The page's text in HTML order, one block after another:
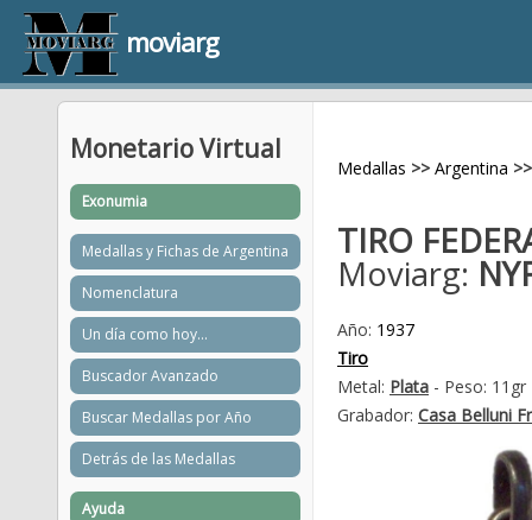
moviarg
Medallas >> Argentina >>
TIRO
Moviarg:
Año: 1937
Tiro
Metal: Plata - Peso:
Grabador: Casa Belluni
Monetario Virtual
Exonumia
Medallas y Fichas de Argentina
Nomenclatura
Un día como hoy...
Buscador Avanzado
Buscar Medallas por Año
Detrás de las Medallas
Ayuda